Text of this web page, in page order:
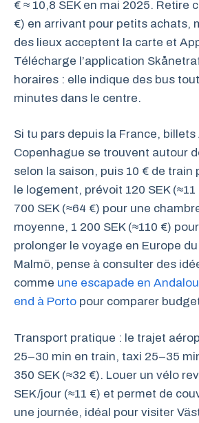
€ ≈ 10,8 SEK en mai 2025. Retire
€) en arrivant pour petits achats,
des lieux acceptent la carte et
Télécharge l’application
horaires : elle indique des bus
minutes dans le centre.
Si tu pars depuis la France, billets
Copenhague se trouvent autour
selon la saison, puis 10 € de train
le logement, prévoit 120 SEK
700 SEK (≈64 €) pour une
moyenne, 1 200 SEK (≈110 €)
prolonger le voyage en Europe
Malmö, pense à consulter des
comme une escapade en
end à Porto pour comparer
Transport pratique : le trajet
25–30 min en train, taxi 25–35
350 SEK (≈32 €). Louer un vélo
SEK/jour (≈11 €) et permet de
une journée, idéal pour visiter